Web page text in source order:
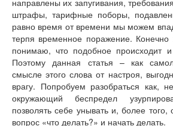
Видео
Контакты
Наши контакты
Помощь Швета Двипе
направлены их запугивания,
штрафы, тарифные поборы,
равно время от времени мы можем
терпя временное поражение.
понимаю, что подобное происходит
Поэтому данная статья – как
смысле этого слова от настроя,
врагу. Попробуем разобраться как,
окружающий беспредел
позволять себе унывать и, более того,
вопрос «что делать?» и начать делать.